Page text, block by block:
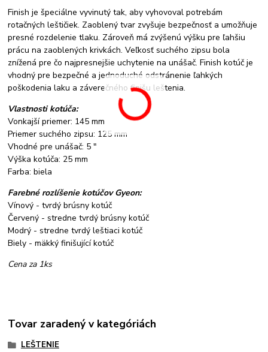
Finish je špeciálne vyvinutý tak, aby vyhovoval potrebám
rotačných leštičiek. Zaoblený tvar zvyšuje bezpečnosť a umožňuje
presné rozdelenie tlaku. Zároveň má zvýšenú výšku pre ľahšiu
prácu na zaoblených krivkách. Veľkosť suchého zipsu bola
znížená pre čo najpresnejšie uchytenie na unášač. Finish kotúč je
vhodný pre bezpečné a jednoduché odstránenie ľahkých
poškodenia laku a záverečného finišu leštenia.
Vlastnosti kotúča:
Vonkajší priemer: 145 mm
Priemer suchého zipsu: 125 mm
Vhodné pre unášač: 5 "
Výška kotúča: 25 mm
Farba: biela
Farebné rozlíšenie kotúčov Gyeon:
Vínový - tvrdý brúsny kotúč
Červený - stredne tvrdý brúsny kotúč
Modrý - stredne tvrdý leštiaci kotúč
Biely - mäkký finišující kotúč
Cena za 1ks
Tovar zaradený v kategóriách
LEŠTENIE